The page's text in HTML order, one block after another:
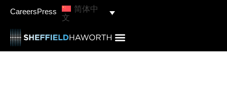
CareersPress
简体中
文